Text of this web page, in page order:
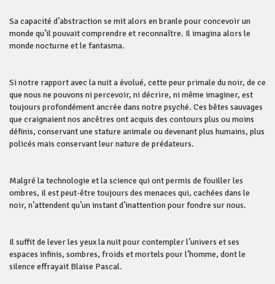
Sa capacité d’abstraction se mit alors en branle pour concevoir un
monde qu’il pouvait comprendre et reconnaître. Il imagina alors le
monde nocturne et le fantasma.
Si notre rapport avec la nuit a évolué, cette peur primale du noir, de ce
que nous ne pouvons ni percevoir, ni décrire, ni même imaginer, est
toujours profondément ancrée dans notre psyché. Ces bêtes sauvages
que craignaient nos ancêtres ont acquis des contours plus ou moins
définis, conservant une stature animale ou devenant plus humains, plus
policés mais conservant leur nature de prédateurs.
Malgré la technologie et la science qui ont permis de fouiller les
ombres, il est peut-être toujours des menaces qui, cachées dans le
noir, n’attendent qu’un instant d’inattention pour fondre sur nous.
Il suffit de lever les yeux la nuit pour contempler l’univers et ses
espaces infinis, sombres, froids et mortels pour l’homme, dont le
silence effrayait Blaise Pascal.